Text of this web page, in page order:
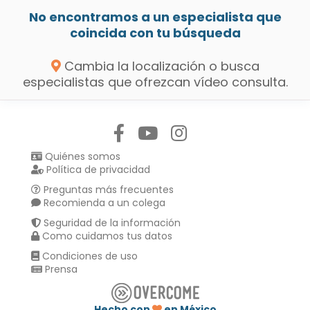
No encontramos a un especialista que
coincida con tu búsqueda
Cambia la localización o busca
especialistas que ofrezcan vídeo consulta.
Quiénes somos
Política de privacidad
Preguntas más frecuentes
Recomienda a un colega
Seguridad de la información
Como cuidamos tus datos
Condiciones de uso
Prensa